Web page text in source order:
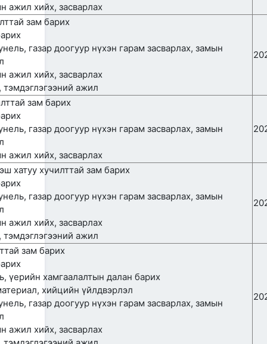
ажил хийх, засварлах
зам барих
газар доогуур нүхэн гарам засварлах, замын
ажил хийх, засварлах
ажил
зам барих
газар доогуур нүхэн гарам засварлах, замын
ажил хийх, засварлах
хатуу хучилттай зам барих
газар доогуур нүхэн гарам засварлах, замын
ажил хийх, засварлах
ажил
зам барих
үерийн хамгаалалтын далан барих
хийцийн үйлдвэрлэл
газар доогуур нүхэн гарам засварлах, замын
ажил хийх, засварлах
холболт болон логистикийг
А0302: Арвайхээр -
Баянхонгор чиглэлийн 35.82 км авто
орчин, нийгмийн менежментийн
төлөвлөгөө” батлагдлаа
2026/06/29
төхөөрөмжийн аюулгүй
ажиллагааны нөхцөл
явцтай танилцлаа
2026/06/26
АВТО ЗАМ, ЗАМЫН
2026/06/26
АВТО ЗАМЫН ТӨСЛИЙН
ХӨРӨНГӨ ОРУУЛАГЧИЙГ
СОНГОН ШАЛГАРУУЛАХ
УРИЛГА